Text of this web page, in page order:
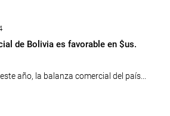
de Bolivia es favorable en $us.
año, la balanza comercial del país...